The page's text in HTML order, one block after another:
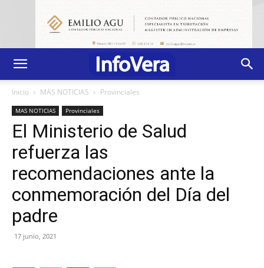
Inicio MAS NOTICIAS Provinciales
MAS NOTICIAS Provinciales
El Ministerio de Salud
refuerza las
recomendaciones ante la
conmemoración del Día del
padre
17 junio, 2021